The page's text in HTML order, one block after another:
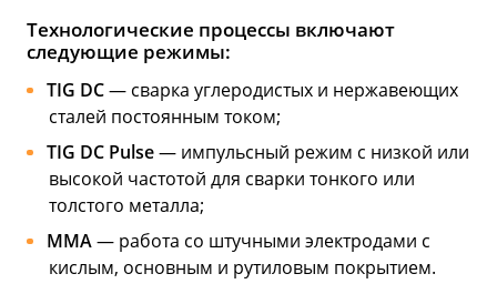
Технологические процессы включают
следующие режимы:
TIG DC— сварка углеродистых и нержавеющих
сталей постоянным током;
TIG DC Pulse— импульсный режим с низкой или
высокой частотой для сварки тонкого или
толстого металла;
MMA— работа со штучными электродами с
кислым, основным и рутиловым покрытием.